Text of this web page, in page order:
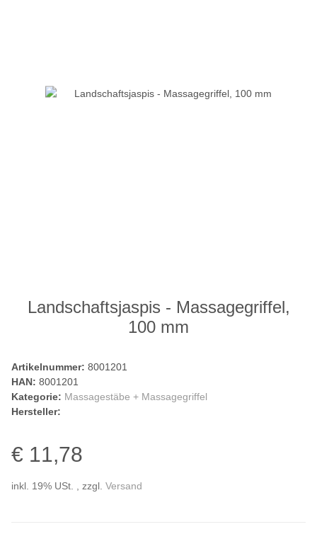
Landschaftsjaspis - Massagegriffel,
100 mm
Artikelnummer: 8001201
HAN: 8001201
Kategorie: Massagestäbe + Massagegriffel
Hersteller:
€ 11,78
inkl. 19% USt. , zzgl. Versand